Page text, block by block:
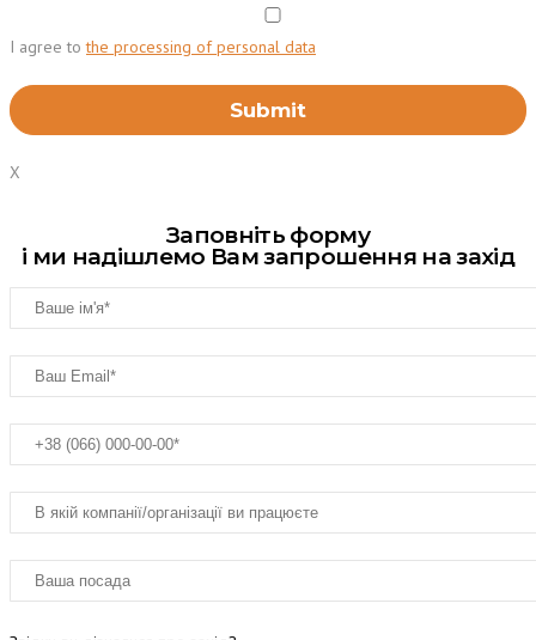
I agree tothe processing of personal data
X
Заповніть форму
і ми надішлемо Вам запрошення на захід